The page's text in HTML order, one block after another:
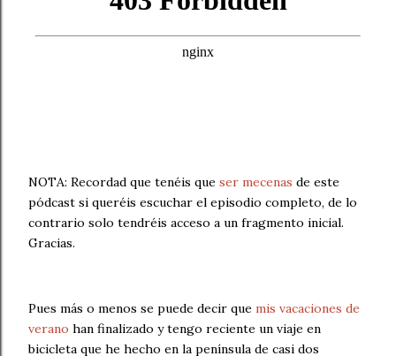
NOTA: Recordad que tenéis que ser mecenas de este
pódcast si queréis escuchar el episodio completo, de lo
contrario solo tendréis acceso a un fragmento inicial.
Gracias.
Pues más o menos se puede decir que mis vacaciones de
verano han finalizado y tengo reciente un viaje en
bicicleta que he hecho en la península de casi dos